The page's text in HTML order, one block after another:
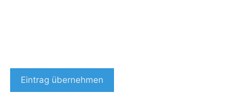
Eintrag übernehmen